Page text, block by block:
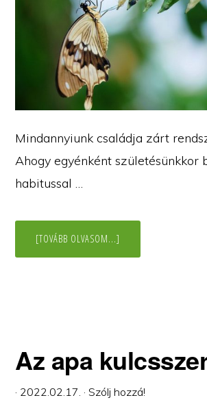
Mindannyiunk családja zárt
Ahogy egyénként születésünkkor
habitussal …
[TOVÁBB OLVASOM...]
CSALÁDI
Az apa
· 2022.02.17. ·Szólj hozzá!